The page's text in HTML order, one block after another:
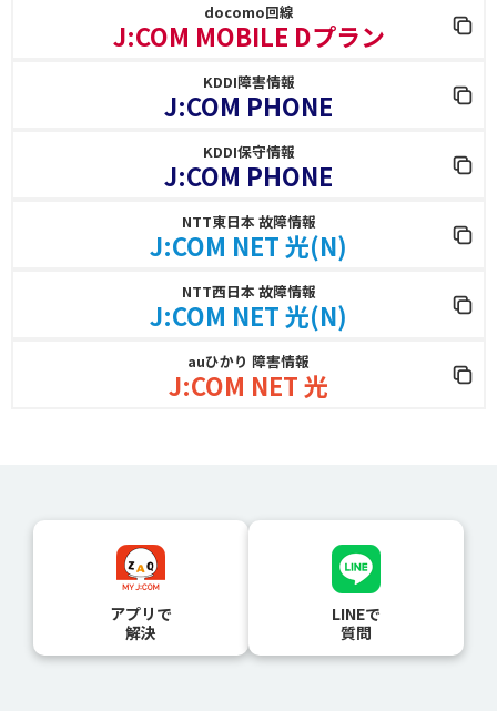
docomo回線
J:COM MOBILE Dプラン
KDDI障害情報
J:COM PHONE
KDDI保守情報
J:COM PHONE
NTT東日本 故障情報
J:COM NET 光(N)
NTT西日本 故障情報
J:COM NET 光(N)
auひかり 障害情報
J:COM NET 光
アプリで
解決
LINEで
質問